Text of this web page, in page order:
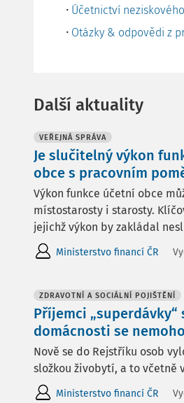
Účetnictví
Otázky & odpovědi z
Další aktuality
VEŘEJNÁ SPRÁVA
Je slučitelný výkon
obce s pracovním
Výkon funkce účetní obce
místostarosty i starosty.
jejichž výkon by zakládal
Ministerstvo financí ČR
ZDRAVOTNÍ A SOCIÁLNÍ POJIŠTĚNÍ
Příjemci
domácnosti se
Nově se do Rejstříku osob
složkou živobytí, a to včetně
Ministerstvo financí ČR